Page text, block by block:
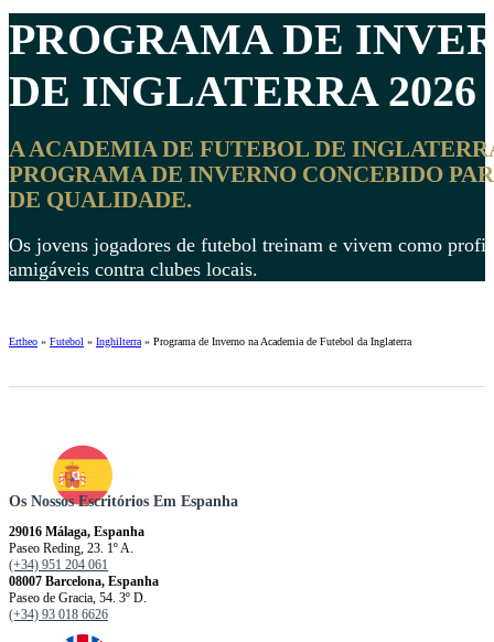
PROGRAMA DE
DE INGLATERRA 2026
A ACADEMIA DE FUTEBOL DE
PROGRAMA DE INVERNO CONCEBIDO
DE QUALIDADE.
Os jovens jogadores de futebol treinam e vivem como
amigáveis ​​contra clubes locais.
Ertheo » Futebol » Inghilterra » Programa de Inverno na Academia de Futebol da Inglaterra
Os Nossos Escritórios Em Espanha
29016 Málaga, Espanha
Paseo Reding, 23. 1º A.
(+34) 951 204 061
08007 Barcelona, ​​​​​Espanha
Paseo de Gracia, 54. 3º D.
(+34) 93 018 6626